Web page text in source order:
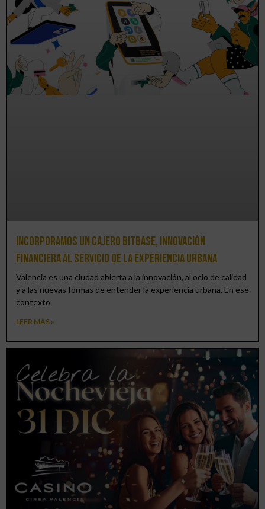
Incorporamos un cajero BitBase, innovación
financiera al servicio de la experiencia urbana
Valencia es una ciudad abierta a la innovación, al ocio de calidad
y a las nuevas formas de entender la experiencia urbana. En ese
contexto
LEER MÁS »